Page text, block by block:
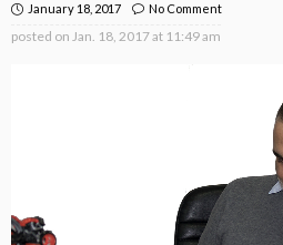
January 18, 2017 No Comment
posted on Jan. 18, 2017 at 11:49 am